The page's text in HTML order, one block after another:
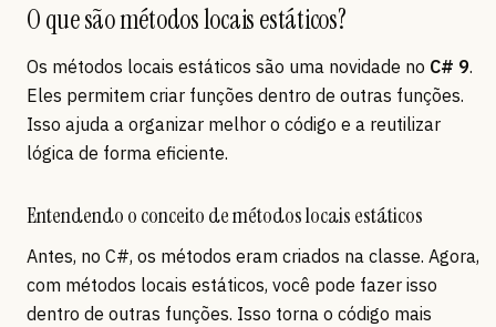
O que são métodos locais estáticos?
Os métodos locais estáticos são uma novidade no C# 9.
Eles permitem criar funções dentro de outras funções.
Isso ajuda a organizar melhor o código e a reutilizar
lógica de forma eficiente.
Entendendo o conceito de métodos locais estáticos
Antes, no C#, os métodos eram criados na classe. Agora,
com métodos locais estáticos, você pode fazer isso
dentro de outras funções. Isso torna o código mais